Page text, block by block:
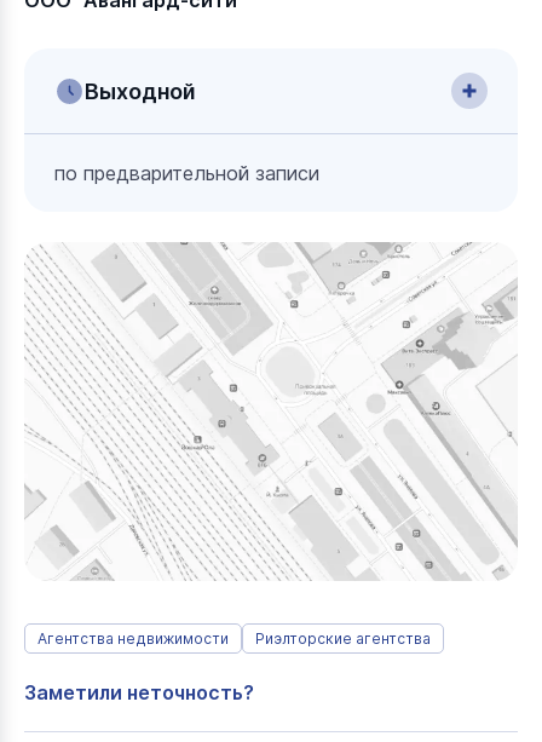
Выходной
по предварительной записи
Агентства недвижимости Риэлторские агентства
Заметили неточность?